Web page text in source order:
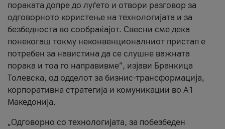
пораката допре до луѓето и отвори разговор за
одговорното користење на технологијата и за
безбедноста во сообраќајот. Свесни сме дека
понекогаш токму неконвенционалниот пристап е
потребен за навистина да се слушне важната
порака и тоа го направивме”, изјави Бранкица
Толевска, од одделот за бизнис-трансформација,
корпоративна стратегија и комуникации во А1
Македонија.
„Одговорно со технологијата, за побезбеден